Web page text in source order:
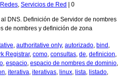
Redes Servicios de Red | 0
DNS. Definición de Servidor de nombres
de nombres y definición de zona
authoritative only, autorizado bind
Registrar, como consultas de definicion
espacio espacio de nombres de dominio
iterativa iterativas linux lista listado